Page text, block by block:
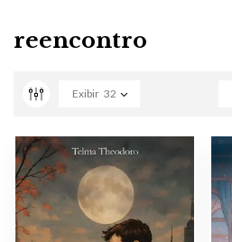
reencontro
Exibir 32